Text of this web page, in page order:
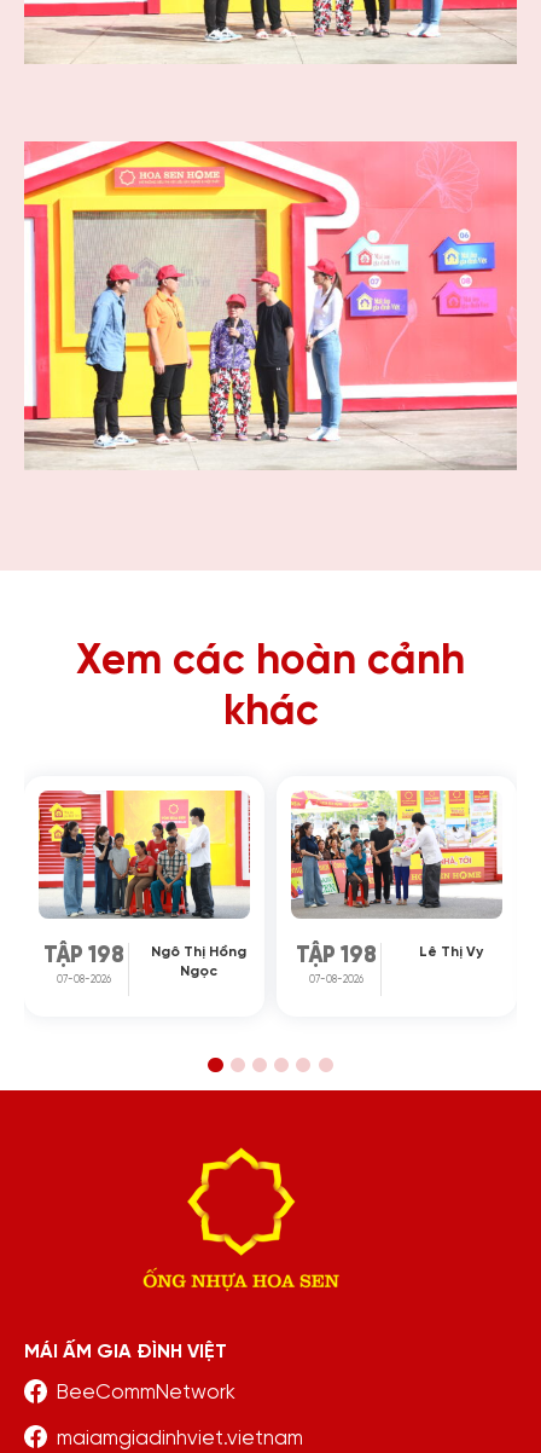
Xem các hoàn cảnh
khác
TẬP 198
07-08-2026
Ngô Thị Hồng
Ngọc
TẬP 198
07-08-2026
Lê Thị Vy
MÁI ẤM GIA ĐÌNH VIỆT
BeeCommNetwork
maiamgiadinhviet.vietnam